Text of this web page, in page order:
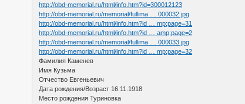
http://obd-memorial.ru/html/info.htm?id=300012123
http://obd-memorial.ru/memorial/fullima … 000032.jpg
http://obd-memorial.ru/html/info.htm?id … mp;page=31
http://obd-memorial.ru/html/info.htm?id … amp;page=2
http://obd-memorial.ru/memorial/fullima … 000033.jpg
http://obd-memorial.ru/html/info.htm?id … mp;page=32
Фамилия Каменев
Имя Кузьма
Отчество Евгеньевич
Дата рождения/Возраст 16.11.1918
Место рождения Туриновка